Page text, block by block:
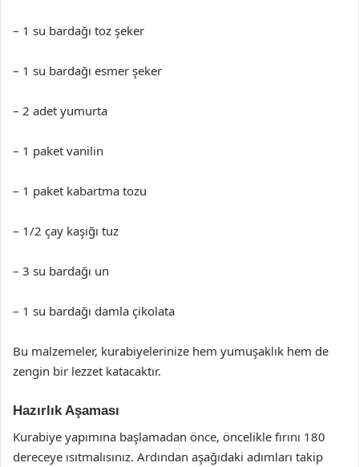
– 1 su bardağı toz şeker
– 1 su bardağı esmer şeker
– 2 adet yumurta
– 1 paket vanilin
– 1 paket kabartma tozu
– 1/2 çay kaşığı tuz
– 3 su bardağı un
– 1 su bardağı damla çikolata
Bu malzemeler, kurabiyelerinize hem yumuşaklık hem de
zengin bir lezzet katacaktır.
Hazırlık Aşaması
Kurabiye yapımına başlamadan önce, öncelikle fırını 180
dereceye ısıtmalısınız. Ardından aşağıdaki adımları takip